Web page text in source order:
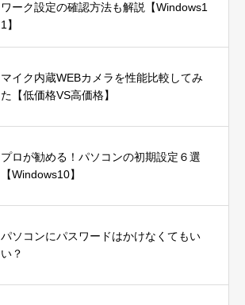
ワーク設定の確認方法も解説【Windows1
1】
マイク内蔵WEBカメラを性能比較してみ
た【低価格VS高価格】
プロが勧める！パソコンの初期設定６選
【Windows10】
パソコンにパスワードはかけなくてもい
い？